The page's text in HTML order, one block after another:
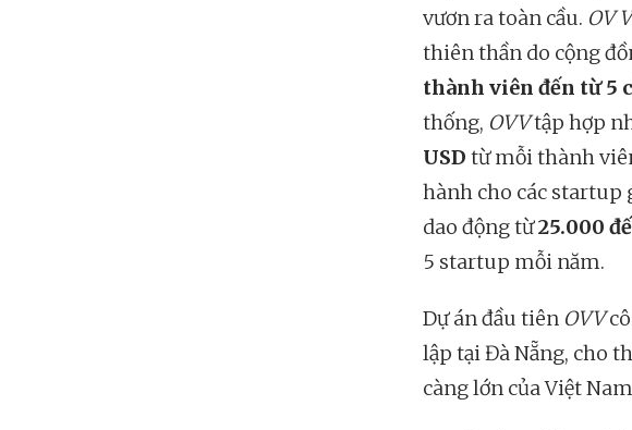
vươn ra toàn cầu. OV
thiên thần do cộng
thành viên đến từ 5
thống, OVVtập hợp
USD từ mỗi thành
hành cho các startup
dao động từ25.000
5 startup mỗi năm.
Dự án đầu tiên OVV
lập tại Đà Nẵng, cho
càng lớn của Việt